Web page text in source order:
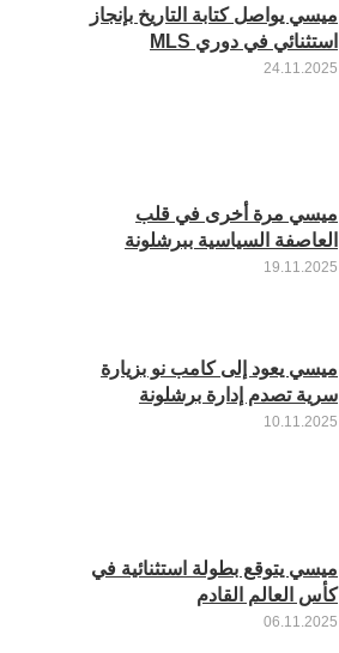
ميسي يواصل كتابة التاريخ بإنجاز
استثنائي في دوري MLS
24.11.2025
ميسي مرة أخرى في قلب
العاصفة السياسية ببرشلونة
19.11.2025
ميسي يعود إلى كامب نو بزيارة
سرية تصدم إدارة برشلونة
10.11.2025
ميسي يتوقع بطولة استثنائية في
كأس العالم القادم
06.11.2025